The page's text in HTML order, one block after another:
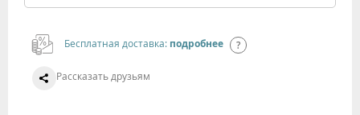
Бесплатная доставка: подробнее
Рассказать друзьям